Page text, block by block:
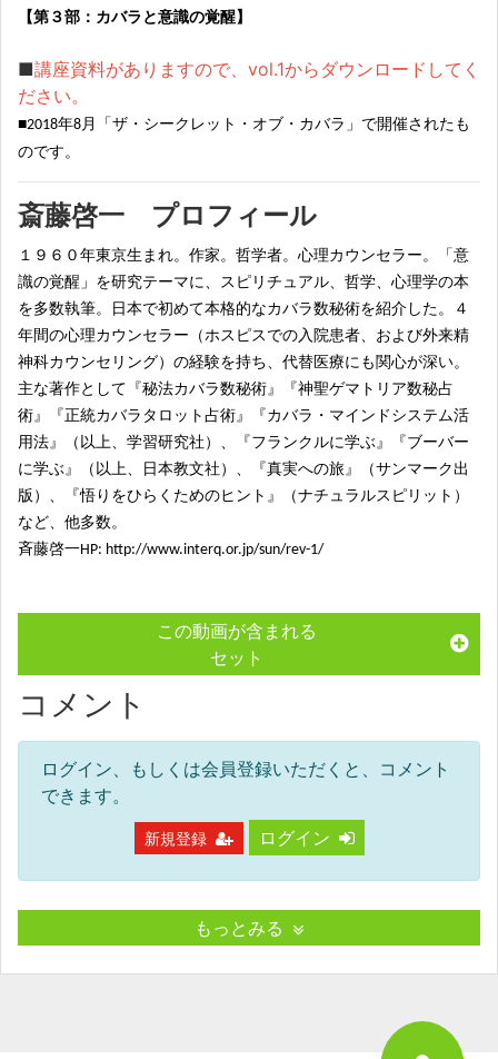
【第３部：カバラと意識の覚醒】
■講座資料がありますので、vol.1からダウンロードしてく
ださい。
■2018年8月「ザ・シークレット・オブ・カバラ」で開催されたも
のです。
斎藤啓一 プロフィール
１９６０年東京生まれ。作家。哲学者。心理カウンセラー。「意
識の覚醒」を研究テーマに、スピリチュアル、哲学、心理学の本
を多数執筆。日本で初めて本格的なカバラ数秘術を紹介した。
４
年間の心理カウンセラー（ホスピスでの入院患者、および外来精
神科カウンセリング）の経験を持ち、代替医療にも関心が深い。
主な著作として 『秘法カバラ数秘術』『神聖ゲマトリア数秘占
術』『 正統カバラタロット占術』『 カバラ・マインドシステム活
用法』 （以上、学習研究社）、 『 フランクルに学ぶ』『 ブーバー
に学ぶ』 （以上、日本教文社）、 『真実への旅』
（サンマーク出
版）、
『悟りをひらくためのヒント 』
（ナチュラルスピリット）
など、他多数。
斉藤啓一HP: http://www.interq.or.jp/sun/rev-1/
この動画が含まれる
セット
コメント
ログイン、もしくは会員登録いただくと、コメント
できます。
新規登録 ログイン
もっとみる